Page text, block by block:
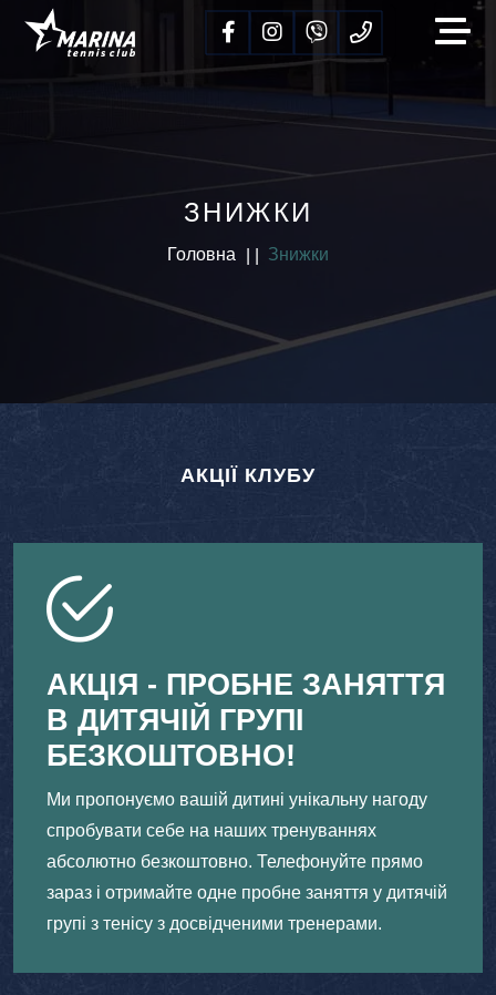
ЗНИЖКИ
Головна Знижки
АКЦІЇ КЛУБУ
АКЦІЯ - ПРОБНЕ ЗАНЯТТЯ
В ДИТЯЧІЙ ГРУПІ
БЕЗКОШТОВНО!
Ми пропонуємо вашій дитині унікальну нагоду
спробувати себе на наших тренуваннях
абсолютно безкоштовно. Телефонуйте прямо
зараз і отримайте одне пробне заняття у дитячій
групі з тенісу з досвідченими тренерами.